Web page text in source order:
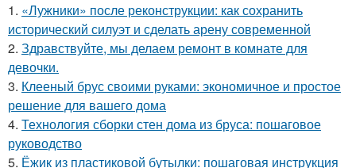
1. «Лужники» после реконструкции: как сохранить
исторический силуэт и сделать арену современной
2. Здравствуйте, мы делаем ремонт в комнате для
девочки.
3. Клееный брус своими руками: экономичное и простое
решение для вашего дома
4. Технология сборки стен дома из бруса: пошаговое
руководство
5. Ёжик из пластиковой бутылки: пошаговая инструкция